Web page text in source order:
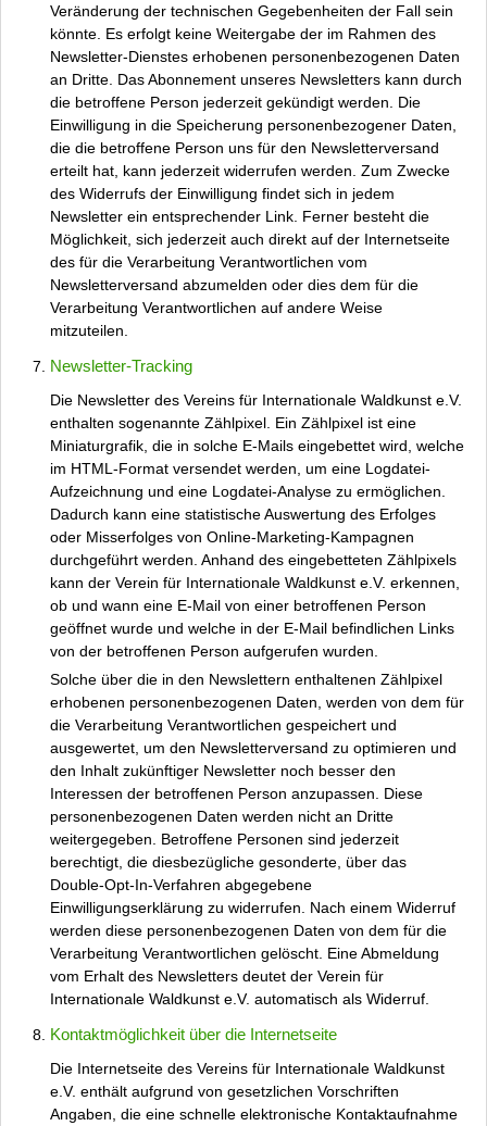
Veränderung der technischen Gegebenheiten der Fall sein
könnte. Es erfolgt keine Weitergabe der im Rahmen des
Newsletter-Dienstes erhobenen personenbezogenen Daten
an Dritte. Das Abonnement unseres Newsletters kann durch
die betroffene Person jederzeit gekündigt werden. Die
Einwilligung in die Speicherung personenbezogener Daten,
die die betroffene Person uns für den Newsletterversand
erteilt hat, kann jederzeit widerrufen werden. Zum Zwecke
des Widerrufs der Einwilligung findet sich in jedem
Newsletter ein entsprechender Link. Ferner besteht die
Möglichkeit, sich jederzeit auch direkt auf der Internetseite
des für die Verarbeitung Verantwortlichen vom
Newsletterversand abzumelden oder dies dem für die
Verarbeitung Verantwortlichen auf andere Weise
mitzuteilen.
Newsletter-Tracking
Die Newsletter des Vereins für Internationale Waldkunst e.V.
enthalten sogenannte Zählpixel. Ein Zählpixel ist eine
Miniaturgrafik, die in solche E-Mails eingebettet wird, welche
im HTML-Format versendet werden, um eine Logdatei-
Aufzeichnung und eine Logdatei-Analyse zu ermöglichen.
Dadurch kann eine statistische Auswertung des Erfolges
oder Misserfolges von Online-Marketing-Kampagnen
durchgeführt werden. Anhand des eingebetteten Zählpixels
kann der Verein für Internationale Waldkunst e.V. erkennen,
ob und wann eine E-Mail von einer betroffenen Person
geöffnet wurde und welche in der E-Mail befindlichen Links
von der betroffenen Person aufgerufen wurden.
Solche über die in den Newslettern enthaltenen Zählpixel
erhobenen personenbezogenen Daten, werden von dem für
die Verarbeitung Verantwortlichen gespeichert und
ausgewertet, um den Newsletterversand zu optimieren und
den Inhalt zukünftiger Newsletter noch besser den
Interessen der betroffenen Person anzupassen. Diese
personenbezogenen Daten werden nicht an Dritte
weitergegeben. Betroffene Personen sind jederzeit
berechtigt, die diesbezügliche gesonderte, über das
Double-Opt-In-Verfahren abgegebene
Einwilligungserklärung zu widerrufen. Nach einem Widerruf
werden diese personenbezogenen Daten von dem für die
Verarbeitung Verantwortlichen gelöscht. Eine Abmeldung
vom Erhalt des Newsletters deutet der Verein für
Internationale Waldkunst e.V. automatisch als Widerruf.
Kontaktmöglichkeit über die Internetseite
Die Internetseite des Vereins für Internationale Waldkunst
e.V. enthält aufgrund von gesetzlichen Vorschriften
Angaben, die eine schnelle elektronische Kontaktaufnahme